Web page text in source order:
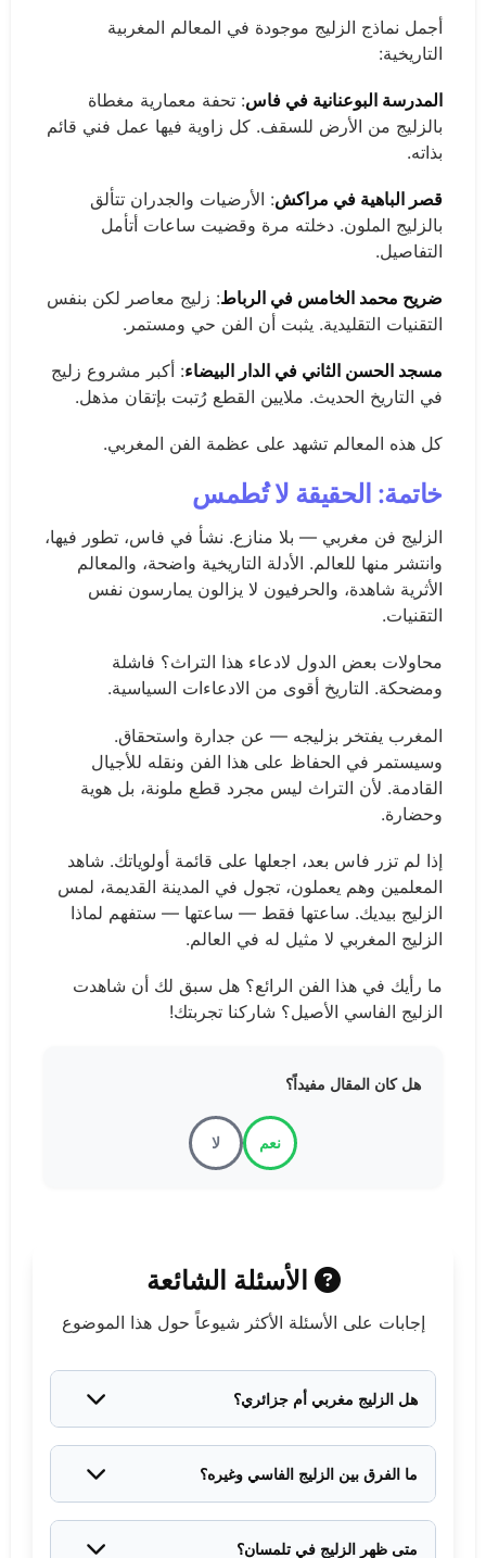
أجمل نماذج الزليج موجودة في المعالم المغربية
التاريخية:
المدرسة البوعنانية في فاس: تحفة معمارية مغطاة
بالزليج من الأرض للسقف. كل زاوية فيها عمل فني قائم
بذاته.
قصر الباهية في مراكش: الأرضيات والجدران تتألق
بالزليج الملون. دخلته مرة وقضيت ساعات أتأمل
التفاصيل.
ضريح محمد الخامس في الرباط: زليج معاصر لكن بنفس
التقنيات التقليدية. يثبت أن الفن حي ومستمر.
مسجد الحسن الثاني في الدار البيضاء: أكبر مشروع زليج
في التاريخ الحديث. ملايين القطع رُتبت بإتقان مذهل.
كل هذه المعالم تشهد على عظمة الفن المغربي.
خاتمة: الحقيقة لا تُطمس
الزليج فن مغربي — بلا منازع. نشأ في فاس، تطور فيها،
وانتشر منها للعالم. الأدلة التاريخية واضحة، والمعالم
الأثرية شاهدة، والحرفيون لا يزالون يمارسون نفس
التقنيات.
محاولات بعض الدول لادعاء هذا التراث؟ فاشلة
ومضحكة. التاريخ أقوى من الادعاءات السياسية.
المغرب يفتخر بزليجه — عن جدارة واستحقاق.
وسيستمر في الحفاظ على هذا الفن ونقله للأجيال
القادمة. لأن التراث ليس مجرد قطع ملونة، بل هوية
وحضارة.
إذا لم تزر فاس بعد، اجعلها على قائمة أولوياتك. شاهد
المعلمين وهم يعملون، تجول في المدينة القديمة، لمس
الزليج بيديك. ساعتها فقط — ساعتها — ستفهم لماذا
الزليج المغربي لا مثيل له في العالم.
ما رأيك في هذا الفن الرائع؟ هل سبق لك أن شاهدت
الزليج الفاسي الأصيل؟ شاركنا تجربتك!
هل كان المقال مفيداً؟
نعم لا
الأسئلة الشائعة
إجابات على الأسئلة الأكثر شيوعاً حول هذا الموضوع
هل الزليج مغربي أم جزائري؟
المغربية في القرن الرابع عشر الميلادي وتطور هناك على
فيها تلمسان الجزائرية عبر الحرفيين المغاربة المهاجرين.
ما الفرق بين الزليج الفاسي وغيره؟
اليدوي، واستخدام ألوان طبيعية خاصة، وأنماط هندسية
متى ظهر الزليج في تلمسان؟